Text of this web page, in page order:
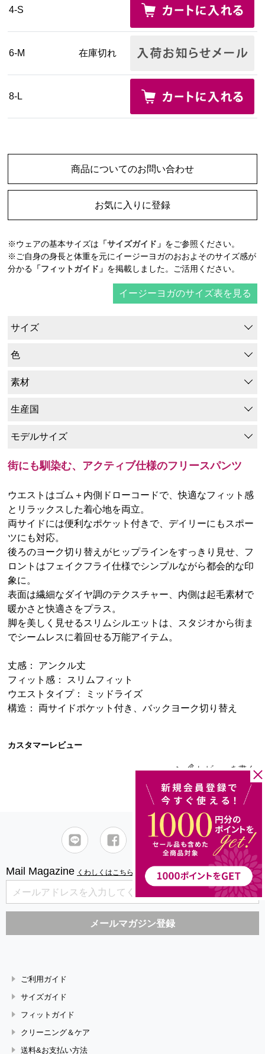
4-S
6-M 在庫切れ
8-L
商品についてのお問い合わせ
お気に入りに登録
※ウェアの基本サイズは 「サイズガイド」 をご参照ください。
※ご自身の身長と体重を元にイージーヨガのおおよそのサイズ感が
分かる 「フィットガイド」 を掲載しました。ご活用ください。
イージーヨガのサイズ表を見る
サイズ
色
素材
生産国
モデルサイズ
街にも馴染む、アクティブ仕様のフリースパンツ
ウエストはゴム＋内側ドローコードで、快適なフィット感
とリラックスした着心地を両立。
両サイドには便利なポケット付きで、デイリーにもスポー
ツにも対応。
後ろのヨーク切り替えがヒップラインをすっきり見せ、フ
ロントはフェイクフライ仕様でシンプルながら都会的な印
象に。
表面は繊細なダイヤ調のテクスチャー、内側は起毛素材で
暖かさと快適さをプラス。
脚を美しく見せるスリムシルエットは、スタジオから街ま
でシームレスに着回せる万能アイテム。
丈感： アンクル丈
フィット感： スリムフィット
ウエストタイプ： ミッドライズ
構造： 両サイドポケット付き、バックヨーク切り替え
カスタマーレビュー
レビューを書く
Mail Magazine くわしくはこちら
ご利用ガイド
サイズガイド
フィットガイド
クリーニング＆ケア
送料&お支払い方法